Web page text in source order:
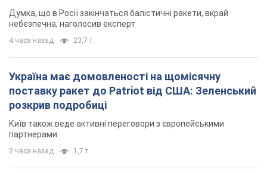
Думка, що в Росії закінчаться балістичні ракети, вкрай
небезпечна, наголосив експерт
4 часа назад 23,7 т.
Україна має домовленості на щомісячну
поставку ракет до Patriot від США: Зеленський
розкрив подробиці
Київ також веде активні переговори з європейськими
партнерами
2 часа назад 1,7 т.